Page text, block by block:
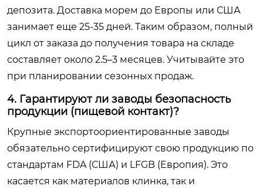
депозита. Доставка морем до Европы или США
занимает еще 25-35 дней. Таким образом, полный
цикл от заказа до получения товара на складе
составляет около 2.5–3 месяцев. Учитывайте это
при планировании сезонных продаж.
4. Гарантируют ли заводы безопасность
продукции (пищевой контакт)?
Крупные экспортоориентированные заводы
обязательно сертифицируют свою продукцию по
стандартам FDA (США) и LFGB (Европия). Это
касается как материалов клинка, так и